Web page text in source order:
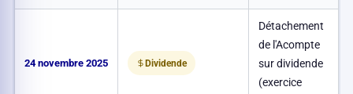
24 novembre 2025 Dividende
Détachement
de l'Acompte
sur dividende
(exercice